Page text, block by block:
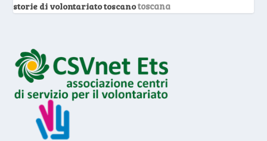
storie di volontariato toscanotoscana